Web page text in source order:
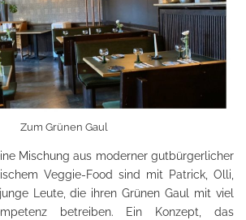
Zum Grünen Gaul
Mischung aus moderner gutbürgerlicher
Veggie-Food sind mit Patrick, Olli,
Leute, die ihren Grünen Gaul mit viel
betreiben. Ein Konzept, das